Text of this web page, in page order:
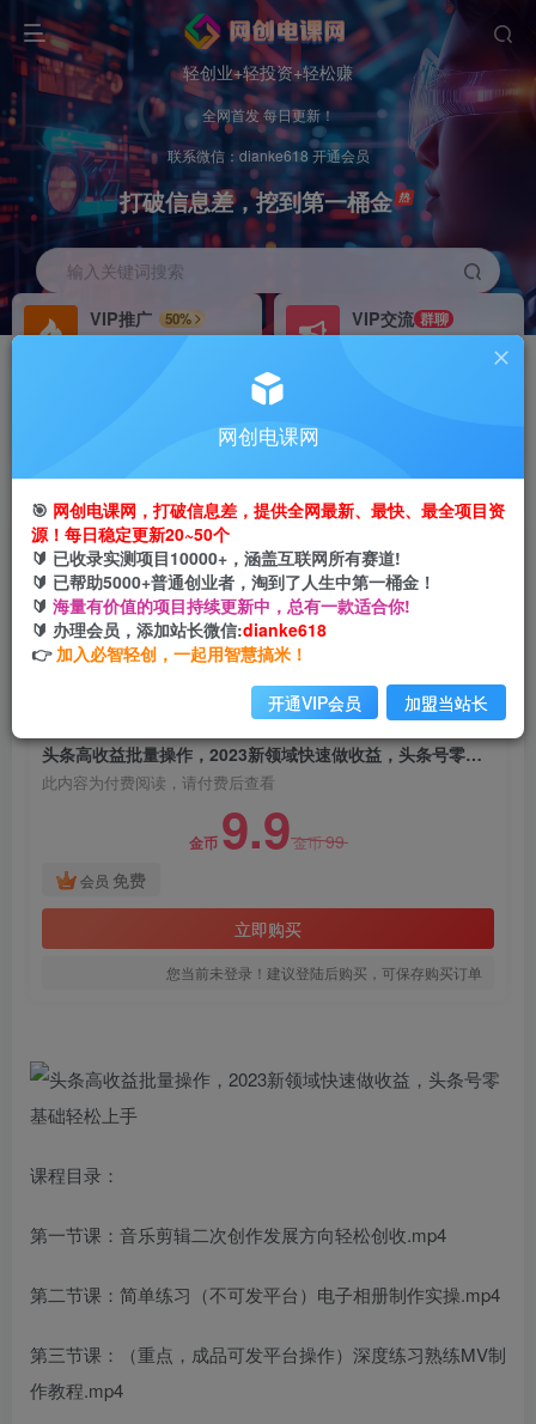
轻创业+轻投资+轻松赚
全网首发 每日更新！
联系微信：dianke618 开通会员
打破信息差，挖到第一桶金
输入关键词搜索
VIP推广
50%
VIP交流 群聊
研究探讨更多创业项目路子。
搭建同款网站，自己当老板
头条高收益批量操作，2023新领域快速做收益，
头条号零基础轻松上手
网创电课网
2年前发布
751 143
头条高收益批量操作，2023新领域快速做收益，头条号零基础轻松上手
此内容为付费阅读，请付费后查看
金币 9.9金币99
会员 免费
立即购买
您当前未登录！建议登陆后购买，可保存购买订单
课程目录：
第一节课：音乐剪辑二次创作发展方向轻松创收.mp4
第二节课：简单练习（不可发平台）电子相册制作实操.mp4
第三节课：（重点，成品可发平台操作）深度练习熟练MV制
作教程.mp4
网创电课网
🎯 网创电课网，打破信息差，提供全网最新、最快、最全项目资
源！每日稳定更新20~50个
🔰 已收录实测项目10000+，涵盖互联网所有赛道!
🔰 已帮助5000+普通创业者，淘到了人生中第一桶金！
🔰 海量有价值的项目持续更新中，总有一款适合你!
🔰 办理会员，添加站长微信:dianke618
👉 加入必智轻创，一起用智慧搞米！
开通VIP会员 加盟当站长